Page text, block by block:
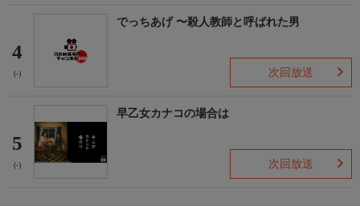
4
(-)
でっちあげ 〜殺人教師と呼ばれた男
次回放送
5
(-)
早乙女カナコの場合は
次回放送